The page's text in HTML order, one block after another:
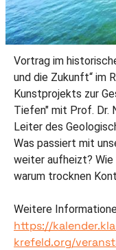
Vortrag im
und die Zukunft“ im
Kunstprojekts zur
Tiefen" mit Prof. Dr.
Leiter des
Was passiert mit
weiter aufheizt? Wie
warum trocknen
Weitere
https://
krefeld.org/